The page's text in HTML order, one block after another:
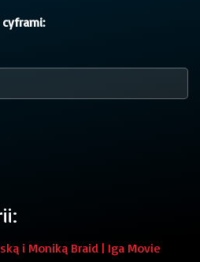
i Moniką Braid | Iga Movie